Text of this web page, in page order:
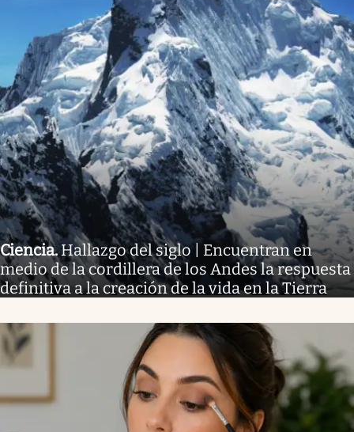
Ciencia.Hallazgo del siglo | Encuentran en
medio de la cordillera de los Andes la respuesta
definitiva a la creación de la vida en la Tierra